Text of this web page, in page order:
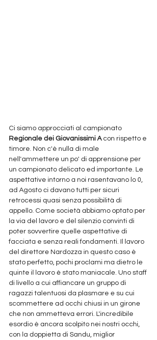
Ci siamo approcciati al campionato
Regionale dei Giovanissimi A con rispetto e
timore. Non c'è nulla di male
nell'ammettere un po' di apprensione per
un campionato delicato ed importante. Le
aspettative intorno a noi rasentavano lo 0,
ad Agosto ci davano tutti per sicuri
retrocessi quasi senza possibilità di
appello. Come società abbiamo optato per
la via del lavoro e del silenzio convinti di
poter sovvertire quelle aspettative di
facciata e senza reali fondamenti. Il lavoro
del direttore Nardozza in questo caso è
stato perfetto, pochi proclami ma dietro le
quinte il lavoro è stato maniacale. Uno staff
di livello a cui affiancare un gruppo di
ragazzi talentuosi da plasmare e su cui
scommettere ad occhi chiusi in un girone
che non ammetteva errori. L'incredibile
esordio è ancora scolpito nei nostri occhi,
con la doppietta di Sandu, miglior